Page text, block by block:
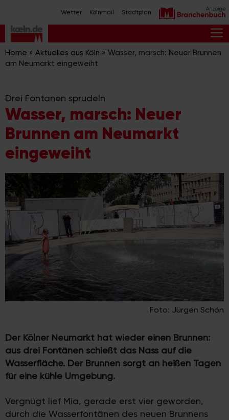
Inhalt
springen
Wetter Kölnmail Stadtplan
Home » Aktuelles aus Köln » Wasser, marsch: Neuer Brunnen
am Neumarkt eingeweiht
Drei Fontänen sprudeln
Wasser, marsch: Neuer
Brunnen am Neumarkt
eingeweiht
Foto: Jürgen Schön
Der Kölner Neumarkt hat wieder einen Brunnen:
aus drei Fontänen schießt das Nass auf die
Wasserfläche. Der Brunnen sorgt an heißen Tagen
für eine kühle Umgebung.
Vergnügt lief Mia, gerade erst vier geworden,
durch die Wasserfontänen des neuen Brunnens